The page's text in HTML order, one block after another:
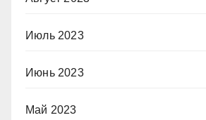
Июль 2023
Июнь 2023
Май 2023